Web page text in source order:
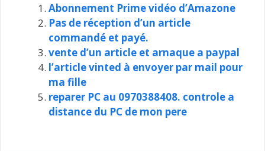
Abonnement Prime vidéo d’Amazone
Pas de réception d’un article
commandé et payé.
vente d’un article et arnaque a paypal
l’article vinted à envoyer par mail pour
ma fille
reparer PC au 0970388408. controle a
distance du PC de mon pere